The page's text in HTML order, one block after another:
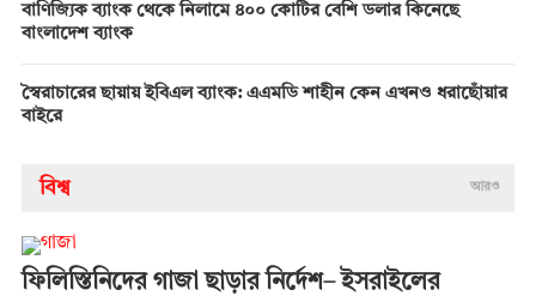
বাণিজ্যিক ব্যাংক থেকে নিলামে ৪০০ কোটির বেশি ডলার কিনেছে
বাংলাদেশ ব্যাংক
স্বৈরাচারের ছায়ায় ইবিএল ব্যাংক: এএমডি শাহীন কেন এখনও ধরাছোঁয়ার
বাইরে
বিশ্ব আরও
ফিলিস্তিনিদের গাজা ছাড়ার নির্দেশ– ইসরাইলের